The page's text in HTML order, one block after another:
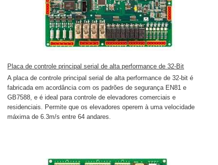
Placa de controle principal serial de alta performance de 32-Bit
A placa de controle principal serial de alta performance de 32-bit é
fabricada em acordância com os padrões de segurança EN81 e
GB7588, e é ideal para controle de elevadores comerciais e
residenciais. Permite que os elevadores operem à uma velocidade
máxima de 6.3m/s entre 64 andares.